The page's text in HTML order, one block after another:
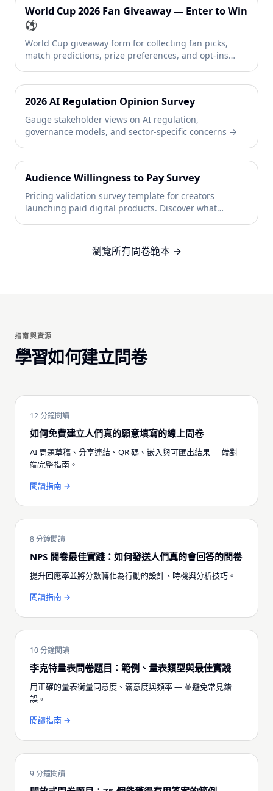
World Cup 2026 Fan Giveaway — Enter to Win
⚽
World Cup giveaway form for collecting fan picks,
match predictions, prize preferences, and opt-ins
2026 AI Regulation Opinion Survey
Gauge stakeholder views on AI regulation,
governance models, and sector-specific concerns →
Audience Willingness to Pay Survey
Pricing validation survey template for creators
launching paid digital products. Discover what
瀏覽所有問卷範本 →
指南與資源
學習如何建立問卷
12 分鐘閱讀
如何免費建立人們真的願意填寫的線上問卷
AI 問題草稿、分享連結、QR 碼、嵌入與可匯出結果 — 端對
端完整指南。
閱讀指南 →
8 分鐘閱讀
NPS 問卷最佳實踐：如何發送人們真的會回答的問卷
提升回應率並將分數轉化為行動的設計、時機與分析技巧。
閱讀指南 →
10 分鐘閱讀
李克特量表問卷題目：範例、量表類型與最佳實踐
用正確的量表衡量同意度、滿意度與頻率 — 並避免常見錯
誤。
閱讀指南 →
9 分鐘閱讀